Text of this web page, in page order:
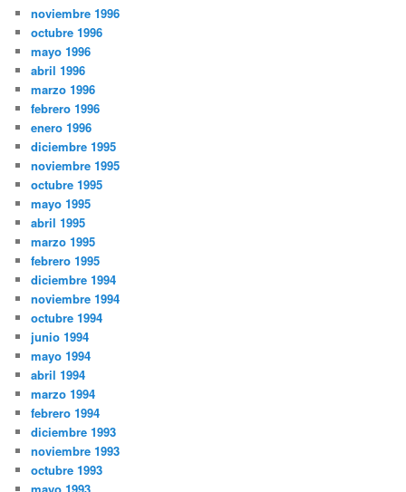
noviembre 1996
octubre 1996
mayo 1996
abril 1996
marzo 1996
febrero 1996
enero 1996
diciembre 1995
noviembre 1995
octubre 1995
mayo 1995
abril 1995
marzo 1995
febrero 1995
diciembre 1994
noviembre 1994
octubre 1994
junio 1994
mayo 1994
abril 1994
marzo 1994
febrero 1994
diciembre 1993
noviembre 1993
octubre 1993